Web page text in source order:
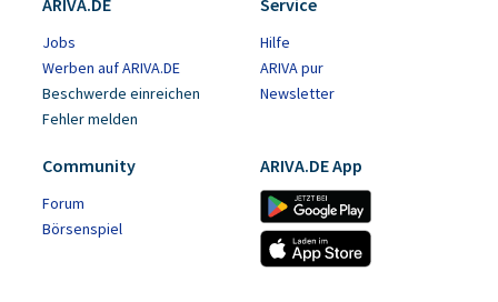
Jobs
Werben auf ARIVA.DE
Beschwerde einreichen
Fehler melden
Hilfe
ARIVA pur
Newsletter
Community
Forum
Börsenspiel
ARIVA.DE App